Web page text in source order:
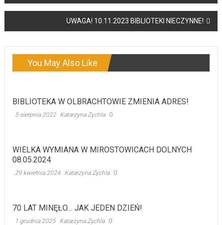
navigation
UWAGA! 10.11.2023 BIBLIOTEKI NIECZYNNE!
You May Also Like
BIBLIOTEKA W OLBRACHTOWIE ZMIENIA ADRES!
5 sierpnia 2022 Katarzyna Zychla 0
WIELKA WYMIANA W MIROSTOWICACH DOLNYCH
08.05.2024
29 kwietnia 2024 Katarzyna Zychla 0
70 LAT MINĘŁO… JAK JEDEN DZIEŃ!
1 grudnia 2025 Katarzyna Zychla 0